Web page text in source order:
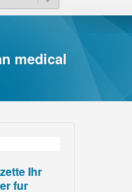
medical
Ihr
fur